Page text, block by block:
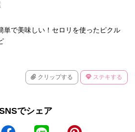
単で美味しい！セロリを使ったピクル
クリップする ステキする
でシェア